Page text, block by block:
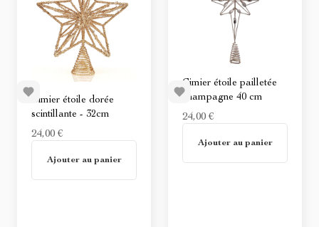
Cimier étoile dorée
scintillante - 32cm
24,00 €
Non disponible
Ajouter au panier
Cimier étoile pailletée
champagne 40 cm
24,00 €
Non disponible
Ajouter au panier